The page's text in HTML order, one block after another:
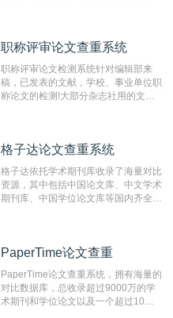
检测速度快、精度高，市场反映良好。
职称评审论文查重系统
职称评审论文检测系统针对编辑部来
稿，已发表的文献，学校、事业单位职
称论文的检测!大部分杂志社用的文献
编辑部检测来稿和已发表的文献,检测
测时注意填写第一作者,才能排除已发
表文献复制比。（限制字符数1万）
格子达论文查重系统
格子达依托学术期刊库收录了海量对比
资源，其中包括中国论文库、中文学术
期刊库、中国学位论文库等国内齐全的
系统，可检测中文、英文两种语言的论
PaperTime论文查重
PaperTime论文查重系统，拥有海量的
对比数据库，总收录超过9000万的学
术期刊和学位论文以及一个超过10亿